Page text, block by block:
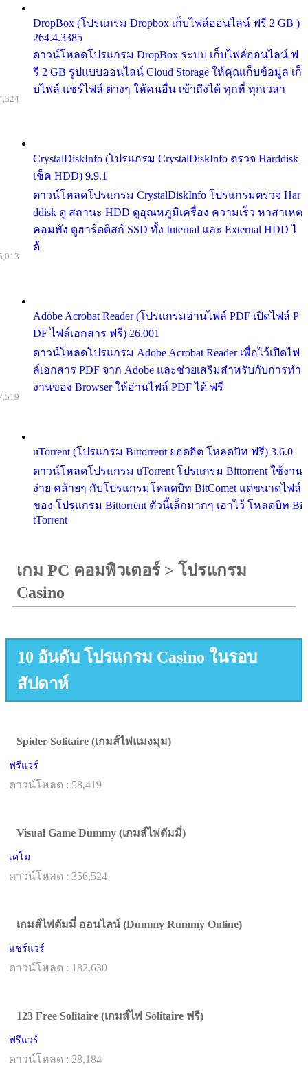
DropBox (โปรแกรม Dropbox เก็บไฟล์ออนไลน์ ฟรี 2 GB )
264.4.3385
ดาวน์โหลดโปรแกรม DropBox ระบบ เก็บไฟล์ออนไลน์ ฟ
รี 2 GB รูปแบบออนไลน์ Cloud Storage ให้คุณเก็บข้อมูล เก็
บไฟล์ แชร์ไฟล์ ต่างๆ ให้คนอื่น เข้าถึงได้ ทุกที่ ทุกเวลา
CrystalDiskInfo (โปรแกรม CrystalDiskInfo ตรวจ Harddisk
เช็ค HDD) 9.9.1
ดาวน์โหลดโปรแกรม CrystalDiskInfo โปรแกรมตรวจ Har
ddisk ดู สถานะ HDD ดูอุณหภูมิเครื่อง ความเร็ว หาสาเหต
คอมพัง ดูฮาร์ดดิสก์ SSD ทั้ง Internal และ External HDD ไ
ด้
Adobe Acrobat Reader (โปรแกรมอ่านไฟล์ PDF เปิดไฟล์ P
DF ไฟล์เอกสาร ฟรี) 26.001
ดาวน์โหลดโปรแกรม Adobe Acrobat Reader เพื่อไว้เปิดไฟ
ล์เอกสาร PDF จาก Adobe และช่วยเสริมสำหรับกับการทำ
งานของ Browser ให้อ่านไฟล์ PDF ได้ ฟรี
uTorrent (โปรแกรม Bittorrent ยอดฮิต โหลดบิท ฟรี) 3.6.0
ดาวน์โหลดโปรแกรม uTorrent โปรแกรม Bittorrent ใช้งาน
ง่าย คล้ายๆ กับโปรแกรมโหลดบิท BitComet แต่ขนาดไฟล์
ของ โปรแกรม Bittorrent ตัวนี้เล็กมากๆ เอาไว้ โหลดบิท Bi
tTorrent
เกม PC คอมพิวเตอร์> โปรแกรม
Casino
10 อันดับ โปรแกรม Casino ในรอบ
สัปดาห์
Spider Solitaire (เกมส์ไพ่แมงมุม)
ฟรีแวร์
ดาวน์โหลด : 58,419
Visual Game Dummy (เกมส์ไพ่ดัมมี่)
เดโม
ดาวน์โหลด : 356,524
เกมส์ไพ่ดัมมี่ ออนไลน์ (Dummy Rummy Online)
แชร์แวร์
ดาวน์โหลด : 182,630
123 Free Solitaire (เกมส์ไพ่ Solitaire ฟรี)
ฟรีแวร์
ดาวน์โหลด : 28,184